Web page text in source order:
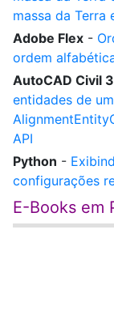
massa da Terra
Adobe Flex -
ordem
AutoCAD Civil
entidades de
API
Python -
configurações
E-Books em